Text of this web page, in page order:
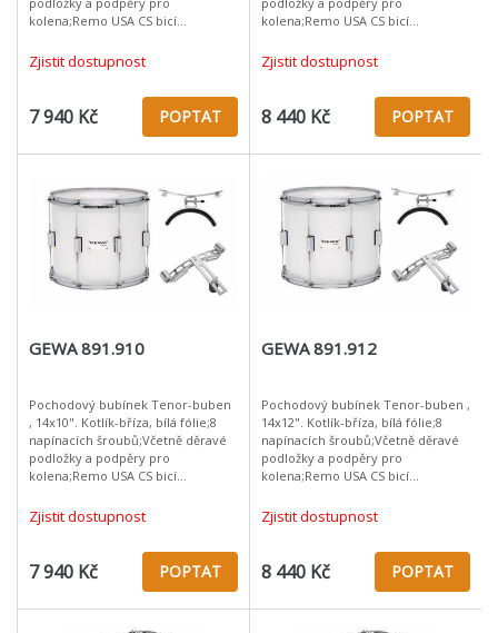
kolena;Remo USA CS bicí
rezonanční blány;Hmotnost: 4,0kg
(14x10") / 4,4
Zjistit dostupnost
7 940 Kč POPTAT
kolena;Remo USA CS bicí
rezonanční blány;Hmotnost: 4,0kg
(14x10") / 4,4
Zjistit dostupnost
8 440 Kč POPTAT
GEWA 891.910
Pochodový bubínek Tenor-buben
, 14x10". Kotlík-bříza, bílá fólie;8
napínacích šroubů;Včetně děravé
podložky a podpěry pro
kolena;Remo USA CS bicí
rezonanční blány;Hmotnost: 4,0kg
(14x10") / 4,4k
Zjistit dostupnost
7 940 Kč POPTAT
GEWA 891.912
Pochodový bubínek Tenor-buben ,
14x12". Kotlík-bříza, bílá fólie;8
napínacích šroubů;Včetně děravé
podložky a podpěry pro
kolena;Remo USA CS bicí
rezonanční blány;Hmotnost: 4,0kg
(14x10") / 4,4k
Zjistit dostupnost
8 440 Kč POPTAT